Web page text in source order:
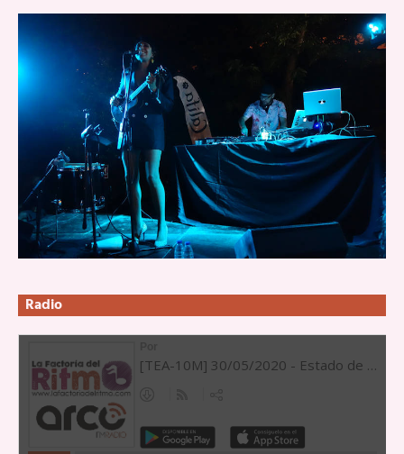
Radio